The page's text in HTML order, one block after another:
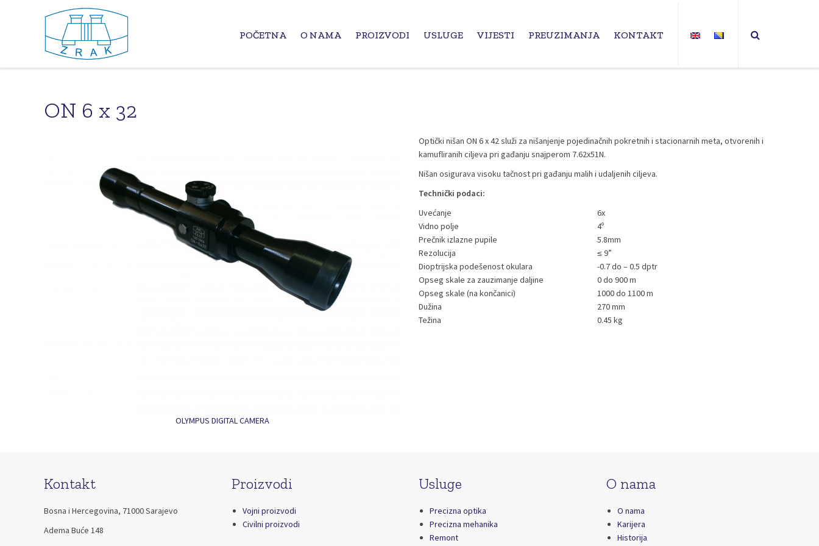
POČETNA O NAMA PROIZVODI USLUGE VIJESTI PREUZIMANJA KONTAKT
ON 6 x 32
OLYMPUS DIGITAL CAMERA
Optički nišan ON 6 x 42 služi za nišanjenje pojedinačnih pokretnih i stacionarnih meta, otvorenih i
kamufliranih ciljeva pri gađanju snajperom 7.62x51N.
Nišan osigurava visoku tačnost pri gađanju malih i udaljenih ciljeva.
Technički podaci:
Uvećanje
6x
Vidno polje
4º
Prečnik izlazne pupile
5.8mm
Rezolucija
≤ 9”
Dioptrijska podešenost okulara
-0.7 do – 0.5 dptr
Opseg skale za zauzimanje daljine
0 do 900 m
Opseg skale (na končanici)
1000 do 1100 m
Dužina
270 mm
Težina
0.45 kg
Kontakt
Bosna i Hercegovina, 71000 Sarajevo
Adema Buće 148
Proizvodi
Vojni proizvodi
Civilni proizvodi
Usluge
Precizna optika
Precizna mehanika
Remont
O nama
O nama
Karijera
Historija